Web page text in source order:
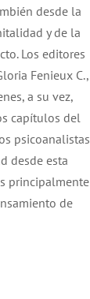
desde la
y de la
Los editores
Fenieux C.,
a su vez,
capítulos del
psicoanalistas
desde esta
principalmente
de